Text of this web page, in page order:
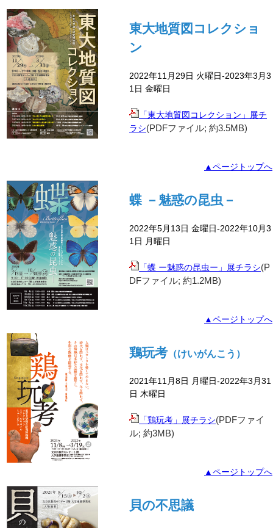
東大地質図コレクショ
ン
2022年11月29日 火曜日-2023年3月3
1日 金曜日
「東大地質図コレクション」展チ
ラシ(PDFファイル; 約3.5MB)
▲ページトップへ
蝶 －魅惑の昆虫－
2022年5月13日 金曜日-2022年10月3
1日 月曜日
「蝶 ー魅惑の昆虫ー」展チラシ(P
DFファイル; 約1.2MB)
▲ページトップへ
鶏玩考 （けいがんこう）
2021年11月8日 月曜日-2022年3月31
日 木曜日
「鶏玩考」展チラシ(PDFファイ
ル; 約3MB)
▲ページトップへ
貝の不思議